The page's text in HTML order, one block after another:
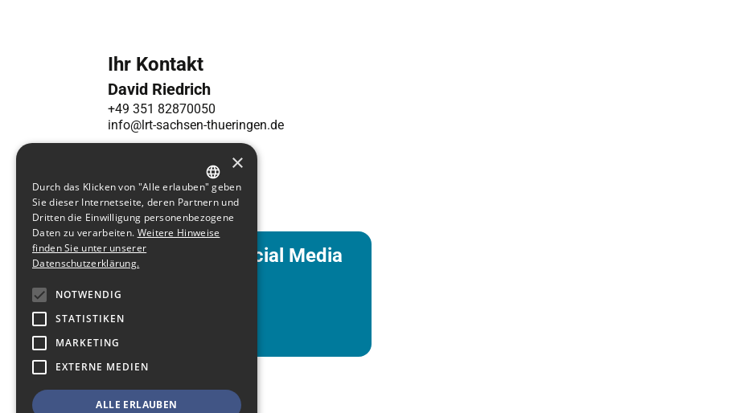
Ihr Kontakt
David Riedrich
+49 351 82870050
info@lrt-sachsen-thueringen.de
Event auf Ihren Social Media
GERMAN
ENGLISH
×
Durch das Klicken von "Alle erlauben" geben
Sie dieser Internetseite, deren Partnern und
Dritten die Einwilligung personenbezogene
Daten zu verarbeiten. Weitere Hinweise
finden Sie unter unserer
Datenschutzerklärung.
NOTWENDIG
STATISTIKEN
MARKETING
EXTERNE MEDIEN
ALLE ERLAUBEN